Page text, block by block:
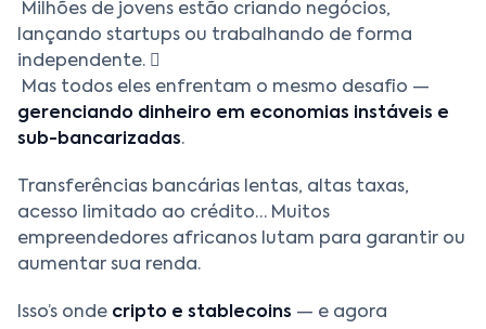
Milhões de jovens estão criando negócios,
lançando startups ou trabalhando de forma
independente. 
Mas todos eles enfrentam o mesmo desafio —
gerenciando dinheiro em economias instáveis e
sub-bancarizadas.
Transferências bancárias lentas, altas taxas,
acesso limitado ao crédito… Muitos
empreendedores africanos lutam para garantir ou
aumentar sua renda.
Isso’s onde cripto e stablecoins — e agora